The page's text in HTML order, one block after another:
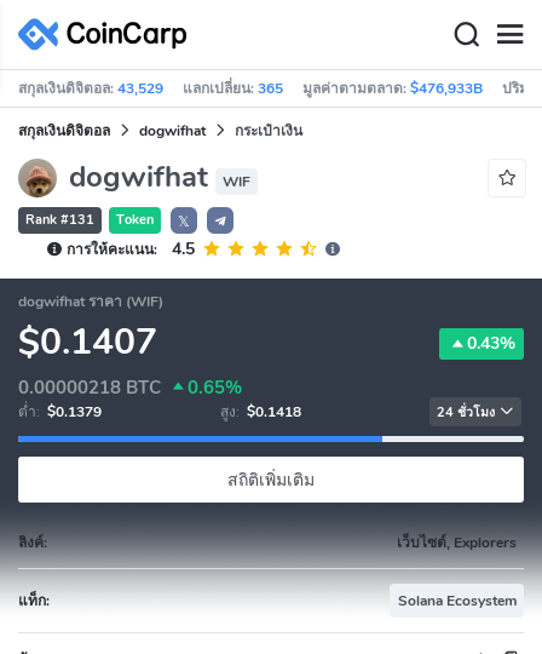
สกุลเงินดิจิตอล:43,529 แลกเปลี่ยน:365 มูลค่าตามตลาด:$476,933B ปริมา
สกุลเงินดิจิตอล dogwifhat กระเป๋าเงิน
dogwifhat WIF
Rank #131 Token
𝕏
การให้คะแนน:
4.5
dogwifhat ราคา (WIF)
$0.1407 0.43%
0.00000218 BTC 0.65%
ต่ำ: $0.1379 สูง: $0.1418 24 ชั่วโมง
สถิติเพิ่มเติม
ลิงค์: เว็บไซต์, Explorers
แท็ก: Solana Ecosystem